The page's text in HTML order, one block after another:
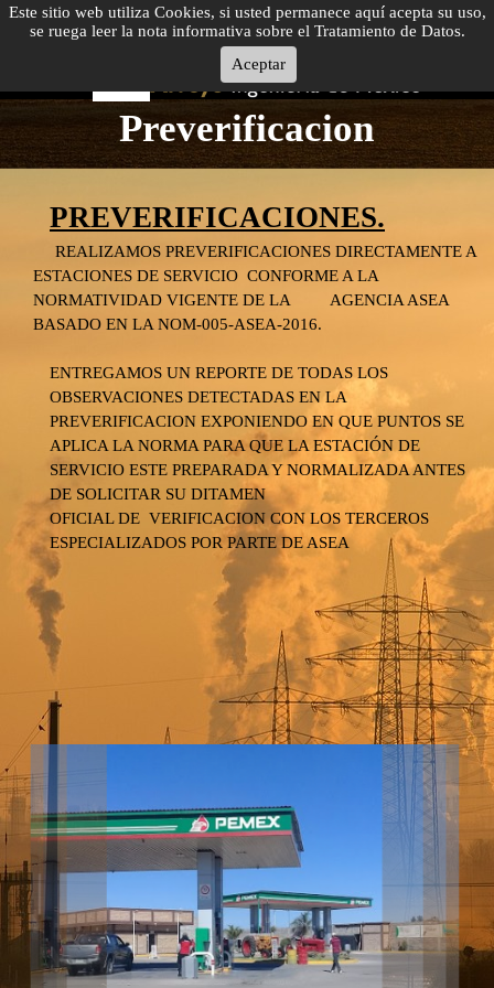
Este sitio web utiliza Cookies, si usted permanece aquí acepta su uso,
se ruega leer la nota informativa sobre el Tratamiento de Datos.
Aceptar
Preverificacion
PREVERIFICACIONES.
REALIZAMOS PREVERIFICACIONES DIRECTAMENTE A
ESTACIONES DE SERVICIO CONFORME A LA
NORMATIVIDAD VIGENTE DE LA AGENCIA ASEA
BASADO EN LA NOM-005-ASEA-2016.
ENTREGAMOS UN REPORTE DE TODAS LOS
OBSERVACIONES DETECTADAS EN LA
PREVERIFICACION EXPONIENDO EN QUE PUNTOS SE
APLICA LA NORMA PARA QUE LA ESTACIÓN DE
SERVICIO ESTE PREPARADA Y NORMALIZADA ANTES
DE SOLICITAR SU DITAMEN
OFICIAL DE VERIFICACION CON LOS TERCEROS
ESPECIALIZADOS POR PARTE DE ASEA